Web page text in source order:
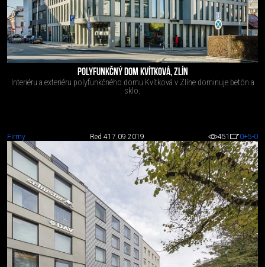
POLYFUNKČNÝ DOM KVÍTKOVÁ, ZLÍN
Interiéru a exteriéru polyfunkčného domu Kvítková v Zlíne dominuje betón a
sklo.
Firmy Red 417.09.2019 451 0+5-0